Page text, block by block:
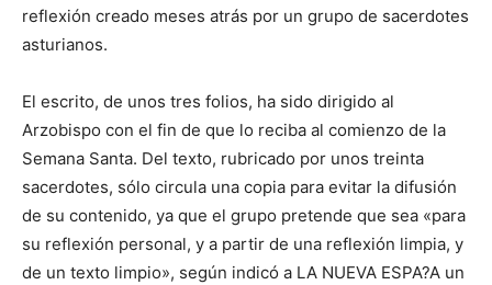
reflexión creado meses atrás por un grupo de sacerdotes
asturianos.
El escrito, de unos tres folios, ha sido dirigido al
Arzobispo con el fin de que lo reciba al comienzo de la
Semana Santa. Del texto, rubricado por unos treinta
sacerdotes, sólo circula una copia para evitar la difusión
de su contenido, ya que el grupo pretende que sea «para
su reflexión personal, y a partir de una reflexión limpia, y
de un texto limpio», según indicó a LA NUEVA ESPA?A un